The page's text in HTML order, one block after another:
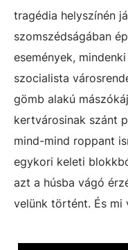
tragédia helyszínén
szomszédságában
események,
szocialista
gömb alakú
kertvárosinak szánt
mind-mind roppant
egykori keleti
azt a húsba vágó
velünk történt. És mi